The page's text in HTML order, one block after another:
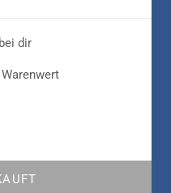
obligatorischen Fransen
zudem mit
dir